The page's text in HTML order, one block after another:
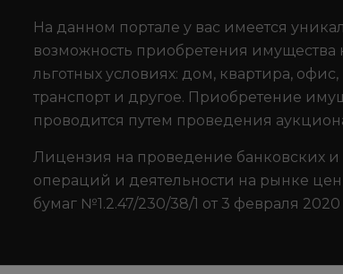
На данном портале у вас имеется
возможность приобретения имущества
льготных условиях: дом, квартира, офис,
транспорт и другое. Приобретение
проводится путем проведения
Лицензия на проведение банковских
операций и деятельности на рынке
бумаг №1.2.47/230/38/1 от 3 февраля 2020